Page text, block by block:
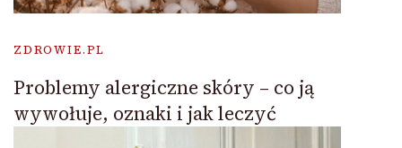
ZDROWIE.PL
Problemy alergiczne skóry – co ją
wywołuje, oznaki i jak leczyć